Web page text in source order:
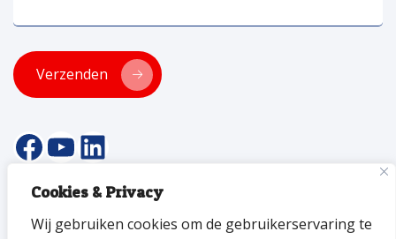
Cookies & Privacy
Wij gebruiken cookies om de gebruikerservaring te
Verzenden
facebookpagina van versa welzijn
YouTube pagina Versa Welzijn
Linkedin pagina Versa Welzijn